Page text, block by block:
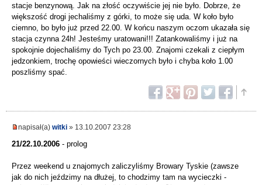
stacje benzynową. Jak na złość oczywiście jej nie było. Dobrze, że
większość drogi jechaliśmy z górki, to może się uda. W koło było
ciemno, bo było już przed 22.00. W końcu naszym oczom ukazała się
stacja czynna 24h! Jesteśmy uratowani!!! Zatankowaliśmy i już na
spokojnie dojechaliśmy do Tych po 23.00. Znajomi czekali z ciepłym
jedzonkiem, trochę opowieści wieczornych było i chyba koło 1.00
poszliśmy spać.
napisał(a) witki » 13.10.2007 23:28
21/22.10.2006 - prolog
Przez weekend u znajomych zaliczyliśmy Browary Tyskie (zawsze
jak do nich jeździmy na dłużej, to chodzimy tam na wycieczki -